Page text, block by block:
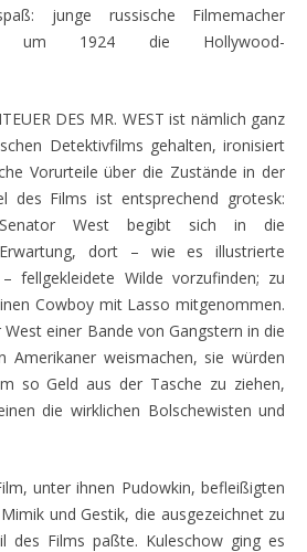
junge russische Filmemacher
um 1924 die Hollywood-
DES MR. WEST ist nämlich ganz
Detektivfilms gehalten, ironisiert
Vorurteile über die Zustände in der
des Films ist entsprechend grotesk:
Senator West begibt sich in die
dort – wie es illustrierte
fellgekleidete Wilde vorzufinden; zu
Cowboy mit Lasso mitgenommen.
einer Bande von Gangstern in die
Amerikaner weismachen, sie würden
so Geld aus der Tasche zu ziehen,
die wirklichen Bolschewisten und
unter ihnen Pudowkin, befleißigten
und Gestik, die ausgezeichnet zu
des Films paßte. Kuleschow ging es